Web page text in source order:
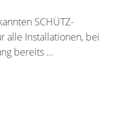
SULZBACH
(E)
SCHÜTZ-
alle Installationen, bei
bereits …